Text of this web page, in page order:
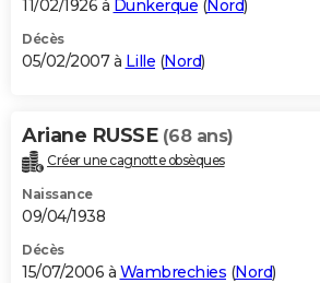
11/02/1926 à Dunkerque (Nord)
Décès
05/02/2007 à Lille (Nord)
Ariane RUSSE (68 ans)
Créer une cagnotte obsèques
Naissance
09/04/1938
Décès
15/07/2006 à Wambrechies (Nord)